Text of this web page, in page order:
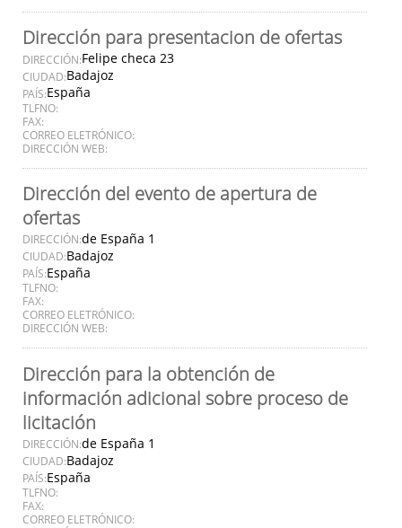
Dirección para presentacion de ofertas
DIRECCIÓN:Felipe checa 23
CIUDAD:Badajoz
PAÍS:España
TLFNO:
FAX:
CORREO ELETRÓNICO:
DIRECCIÓN WEB:
Dirección del evento de apertura de
ofertas
DIRECCIÓN:de España 1
CIUDAD:Badajoz
PAÍS:España
TLFNO:
FAX:
CORREO ELETRÓNICO:
DIRECCIÓN WEB:
Dirección para la obtención de
información adicional sobre proceso de
licitación
DIRECCIÓN:de España 1
CIUDAD:Badajoz
PAÍS:España
TLFNO:
FAX:
CORREO ELETRÓNICO: